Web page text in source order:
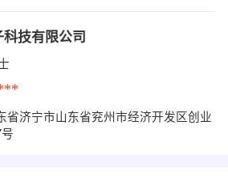
技有限公司
省济宁市山东省兖州市经济开发区创业